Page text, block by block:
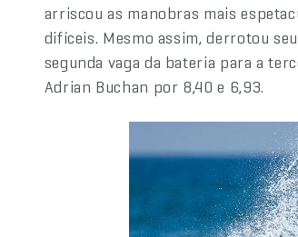
arriscou as manobras mais
difíceis. Mesmo assim, derrotou
segunda vaga da bateria para a
Adrian Buchan por 8,40 e 6,93.